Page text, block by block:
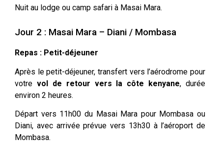
Nuit au lodge ou camp safari à Masai Mara.
Jour 2 : Masai Mara – Diani / Mombasa
Repas : Petit-déjeuner
Après le petit-déjeuner, transfert vers l’aérodrome pour
votre vol de retour vers la côte kenyane, durée
environ 2 heures.
Départ vers 11h00 du Masai Mara pour Mombasa ou
Diani, avec arrivée prévue vers 13h30 à l’aéroport de
Mombasa.